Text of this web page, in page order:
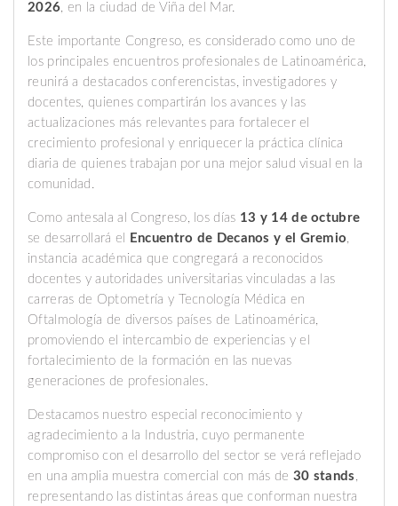
2026, en la ciudad de Viña del Mar.
Este importante Congreso, es considerado como uno de
los principales encuentros profesionales de Latinoamérica,
reunirá a destacados conferencistas, investigadores y
docentes, quienes compartirán los avances y las
actualizaciones más relevantes para fortalecer el
crecimiento profesional y enriquecer la práctica clínica
diaria de quienes trabajan por una mejor salud visual en la
comunidad.
Como antesala al Congreso, los días 13 y 14 de octubre
se desarrollará el
Encuentro de Decanos y el Gremio,
instancia académica que congregará a reconocidos
docentes y autoridades universitarias vinculadas a las
carreras de Optometría y Tecnología Médica en
Oftalmología de diversos países de Latinoamérica,
promoviendo el intercambio de experiencias y el
fortalecimiento de la formación en las nuevas
generaciones de profesionales.
Destacamos nuestro especial reconocimiento y
agradecimiento a la Industria, cuyo permanente
compromiso con el desarrollo del sector se verá reflejado
en una amplia muestra comercial con más de 30 stands ,
representando las distintas áreas que conforman nuestra